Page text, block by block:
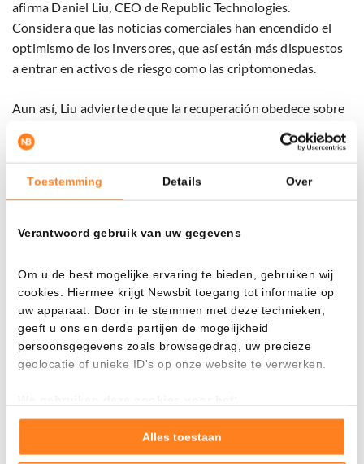
Toestemming Details Over
Verantwoord gebruik van uw gegevens
Om u de best mogelijke ervaring te bieden, gebruiken wij
cookies. Hiermee krijgt Newsbit toegang tot informatie op
uw apparaat. Door in te stemmen met deze technieken,
geeft u ons en derde partijen de mogelijkheid
persoonsgegevens zoals browsegedrag, uw precieze
geolocatie of unieke ID's op onze website te verwerken.
Goed laten functioneren van deze website
Verzamelen van gebruiksstatistieken
Tonen en meten van relevante advertenties
Alles toestaan
afirma Daniel Liu, CEO de Republic Technologies.
Considera que las noticias comerciales han encendido el
optimismo de los inversores, que así están más dispuestos
a entrar en activos de riesgo como las criptomonedas.
Aun así, Liu advierte de que la recuperación obedece sobre
todo a las expectativas de condiciones financieras más
laxas, y no a una solución estructural del conflicto
comercial. “Los inversores están apostando por un entorno
de política más favorable, no por un verdadero avance
domingo por la tarde, el 51% de los usuarios mostraba
confianza en el mercado, frente al 40% del sábado.
Trump y la APEC añaden volatilidad extra a las
cotizaciones
Donald Trump como principal motor del reciente repunte.
“Su diálogo renovado con China no solo ha favorecido a
Bitcoin, sino también a otros mercados de riesgo”, afirma.